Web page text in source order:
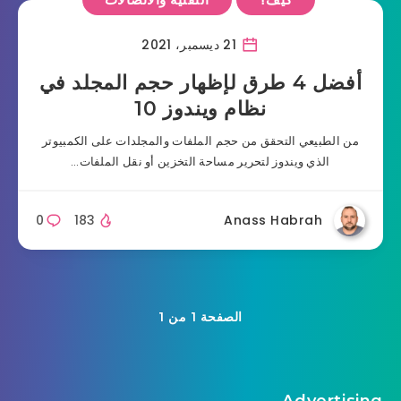
أفضل 4 طرق لإظهار حجم المجلد في
نظام ويندوز 10
من الطبيعي التحقق من حجم الملفات والمجلدات على الكمبيوتر
الذي ويندوز لتحرير مساحة التخزين أو نقل الملفات…
Anass Habrah
0 183
الصفحة 1 من 1